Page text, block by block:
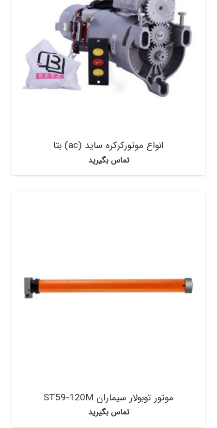
انواع موتورکرکره ساید (ac) بتا
تماس بگیرید
موتور توبولار سیماران ST59-120M
تماس بگیرید